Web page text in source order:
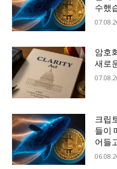
수했
암호
새로
크립
들이
어들